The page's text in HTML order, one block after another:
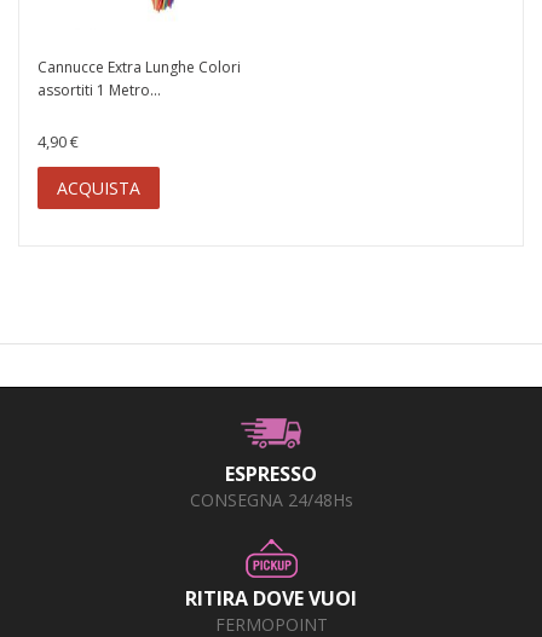
Cannucce Extra Lunghe Colori
assortiti 1 Metro...
4,90 €
ACQUISTA
ESPRESSO
CONSEGNA 24/48Hs
RITIRA DOVE VUOI
FERMOPOINT